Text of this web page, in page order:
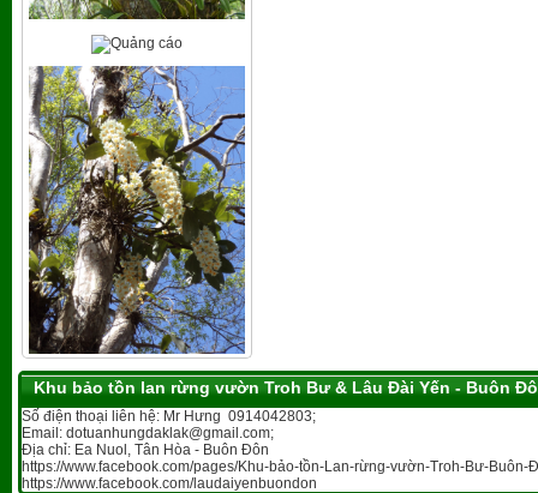
Khu bảo tồn lan rừng vườn Troh Bư & Lâu Đài Yến - Buôn
Số điện thoại liên hệ: Mr Hưng 0914042803;
Email: dotuanhungdaklak@gmail.com;
Địa chỉ: Ea Nuol, Tân Hòa - Buôn Đôn
https://www.facebook.com/pages/Khu-bảo-tồn-Lan-rừng-vườn-Troh-Bư-Buôn-
https://www.facebook.com/laudaiyenbuondon